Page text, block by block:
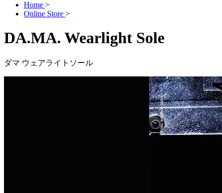
Home >
Online Store >
DA.MA. Wearlight Sole
ダマ ウェアライトソール